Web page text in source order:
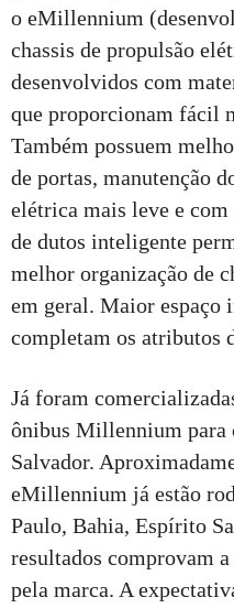
o eMillennium
chassis de propulsão
desenvolvidos com
que proporcionam fácil
Também possuem
de portas, manutenção
elétrica mais leve e
de dutos inteligente
melhor organização de
em geral. Maior espaço
completam os atributos
Já foram
ônibus Millennium para
Salvador.
eMillennium já estão
Paulo, Bahia, Espírito
resultados comprovam
pela marca. A